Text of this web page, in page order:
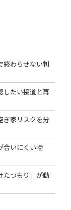
終わらせない判
したい接道と再
き家リスクを分
合いにくい物
たつもり」が動